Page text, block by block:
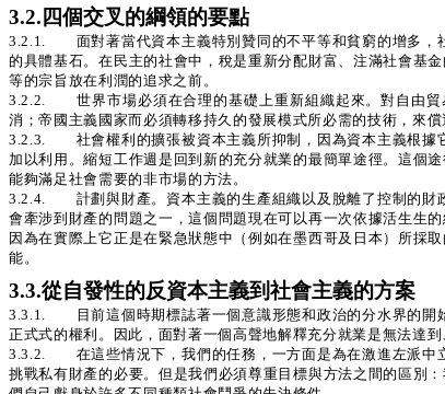
3.2.四個交叉的綱領的要點
3.2.1. 面對著當代資本主義特別贊同的不平等和貧窮的增多，
的具體基石。在民主的社會中，稅是重新分配財富、注滿社會基
等的宗旨放在利潤的追求之前。
3.2.2. 世界市場必須在合理的基礎上重新組織起來。對自由貿
消；帝國主義國家而必須轉移持久的發展模式所必需的技術，來
3.2.3. 社會權利的擴張被資本主義所抑制，因為資本主義根據
加以利用。縮短工作週是回到新的充分就業的最簡單途徑。這個
能夠滿足社會需要的非市場的方法。
3.2.4. 計劃與財產。資本主義的生產組織以及脫離了控制的財
會牽涉到財產的問題之一，這個問題現在可以再一次依據活生生
因為在實際上它正是在緊急狀態中（例如在墨西哥及日本）所採
能。
3.3.從自發性的反資本主義到社會主義的方案
3.3.1. 目前這個時期標誌著一個意識形態和政治的分水界的開
正式式的權利。因此，面對著一個高聲地解釋充分就業是無法達
3.3.2. 在這些情況下，我們的任務，一方面是為在激進左派中
挑戰私有財產的必要。但是我們必須尊重目標與方法之間的區別